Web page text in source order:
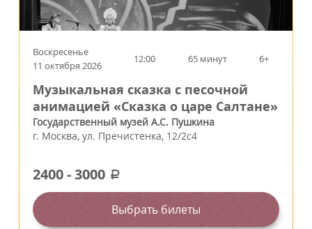
Воскресенье
11 октября 2026
12:00 65 минут 6+
Музыкальная сказка с песочной
анимацией «Сказка о царе Салтане»
Государственный музей А.С. Пушкина
г. Москва, ул. Пречистенка, 12/2c4
2400-3000 a
Выбрать билеты